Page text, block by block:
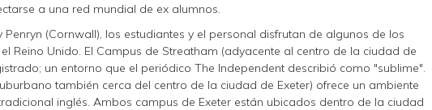
a una red mundial de ex alumnos.
Penryn (Cornwall), los estudiantes y el personal disfrutan de algunos de los
Reino Unido. El Campus de Streatham (adyacente al centro de la ciudad de
un entorno que el periódico The Independent describió como "sublime".
también cerca del centro de la ciudad de Exeter) ofrece un ambiente
inglés. Ambos campus de Exeter están ubicados dentro de la ciudad